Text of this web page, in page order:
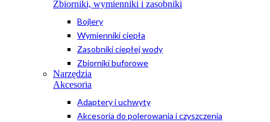
Zbiorniki, wymienniki i zasobniki
Bojlery
Wymienniki ciepła
Zasobniki ciepłej wody
Zbiorniki buforowe
Narzędzia
Akcesoria
Adaptery i uchwyty
Akcesoria do polerowania i czyszczenia